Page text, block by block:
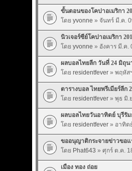
ขั้นตอนของโคปาอเมริกา
โดย yvonne » จันทร์ มี.ค.
นิวเจอร์ซีย์โคปาอเมริกา
โดย yvonne » อังคาร มี.ค.
ผลบอลไทยลีก วันที่ 24 มิถุ
โดย residentfever» พฤหัส
ตารางบอล ไทยพรีเมียร์ลีก
โดย residentfever» พุธ มิ.
ผลบอลไทยวันอาทิตย์ บุรีรั
โดย residentfever» อาทิต
ขออนุญาติกระจายข่าวขอ
โดย Phat643 » ศุกร์ ต.ค.
เมือง ทอง ถ่อย